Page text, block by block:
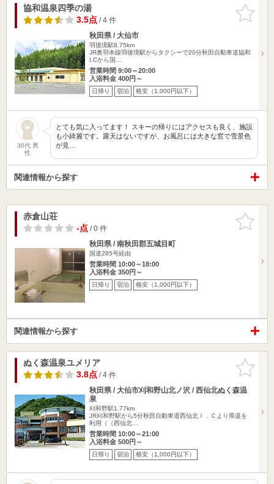
お気に入
りに追加
協和温泉四季の湯
3.5点/ 4 件
秋田県 / 大仙市
羽後境駅8.75km
JR奥羽本線羽後境駅からタクシーで20分秋田自動車道協和
I.Cから国…
営業時間 9:00～20:00
入浴料金 400円～
日帰り 宿泊 格安（1,000円以下）
30代 男
性
とても気に入ってます！ スキーの帰りにはアクセスも良く、施設
も小綺麗です。露天はないですが、お風呂には大きな窓で雪景色
が見…
関連情報から探す
お気に入
りに追加
赤倉山荘
-点/ 0 件
秋田県 / 南秋田郡五城目町
国道285号経由
営業時間 10:00～18:00
入浴料金 350円～
日帰り 宿泊 格安（1,000円以下）
関連情報から探す
お気に入
りに追加
ぬく森温泉ユメリア
3.8点/ 4 件
秋田県 / 大仙市刈和野山北ノ沢 / 西仙北ぬく森温
泉
刈和野駅1.77km
JR刈和野駅から5分秋田自動車道西仙北Ｉ．Ｃより県道を
利用（（西仙北…
営業時間 10:00～21:00
入浴料金 500円～
日帰り 宿泊 格安（1,000円以下）